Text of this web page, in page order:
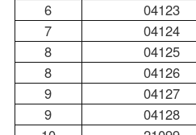
6
04123
7
04124
8
04125
8
04126
9
04127
9
04128